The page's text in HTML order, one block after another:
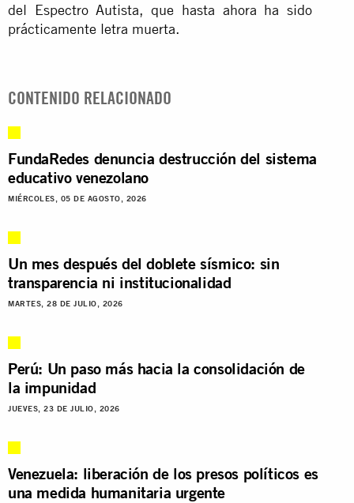
del Espectro Autista, que hasta ahora ha sido
prácticamente letra muerta.
CONTENIDO RELACIONADO
FundaRedes denuncia destrucción del sistema
educativo venezolano
MIÉRCOLES, 05 DE AGOSTO, 2026
Un mes después del doblete sísmico: sin
transparencia ni institucionalidad
MARTES, 28 DE JULIO, 2026
Perú: Un paso más hacia la consolidación de
la impunidad
JUEVES, 23 DE JULIO, 2026
Venezuela: liberación de los presos políticos es
una medida humanitaria urgente